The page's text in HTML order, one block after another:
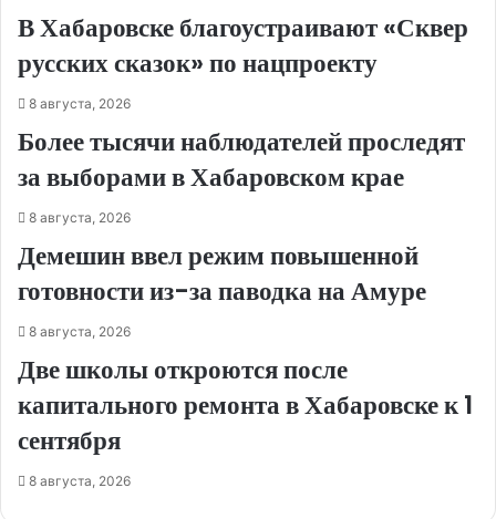
В Хабаровске благоустраивают «Сквер
русских сказок» по нацпроекту
8 августа, 2026
Более тысячи наблюдателей проследят
за выборами в Хабаровском крае
8 августа, 2026
Демешин ввел режим повышенной
готовности из-за паводка на Амуре
8 августа, 2026
Две школы откроются после
капитального ремонта в Хабаровске к 1
сентября
8 августа, 2026